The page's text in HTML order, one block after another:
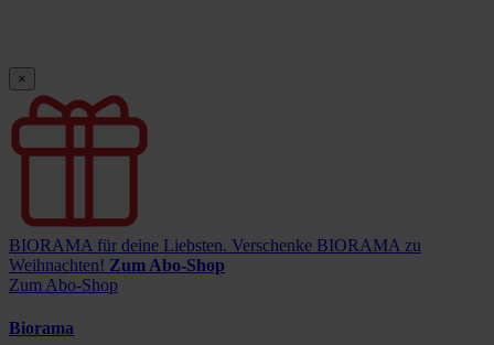
×
BIORAMA für deine Liebsten. Verschenke BIORAMA zu
Weihnachten! Zum Abo-Shop
Zum Abo-Shop
Biorama